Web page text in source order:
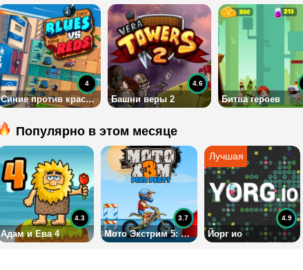
Синие против красных
4
Башни веры 2
4.6
Битва героев
Популярно в этом месяце
Адам и Ева 4
4.3
Мото Экстрим 5: бассейн
3.7
Йорг ио
4.9